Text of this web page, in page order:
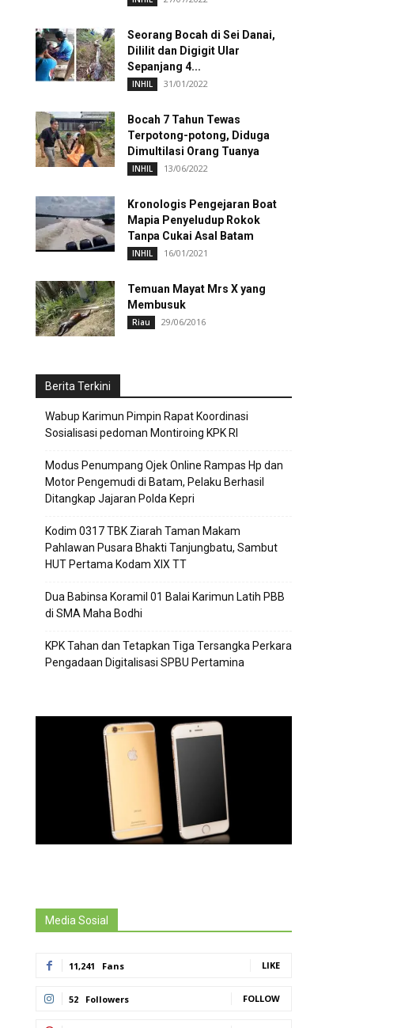
Seorang Bocah di Sei Danai,
Dililit dan Digigit Ular
Sepanjang 4...
INHIL 31/01/2022
Bocah 7 Tahun Tewas
Terpotong-potong, Diduga
Dimultilasi Orang Tuanya
INHIL 13/06/2022
Kronologis Pengejaran Boat
Mapia Penyeludup Rokok
Tanpa Cukai Asal Batam
INHIL 16/01/2021
Temuan Mayat Mrs X yang
Membusuk
Riau 29/06/2016
Berita Terkini
Wabup Karimun Pimpin Rapat Koordinasi
Sosialisasi pedoman Montiroing KPK RI
Modus Penumpang Ojek Online Rampas Hp dan
Motor Pengemudi di Batam, Pelaku Berhasil
Ditangkap Jajaran Polda Kepri
Kodim 0317 TBK Ziarah Taman Makam
Pahlawan Pusara Bhakti Tanjungbatu, Sambut
HUT Pertama Kodam XIX TT
Dua Babinsa Koramil 01 Balai Karimun Latih PBB
di SMA Maha Bodhi
KPK Tahan dan Tetapkan Tiga Tersangka Perkara
Pengadaan Digitalisasi SPBU Pertamina
Media Sosial
11,241 Fans LIKE
52 Followers FOLLOW